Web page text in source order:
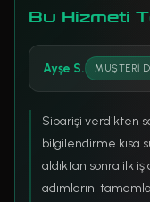
Bu Hizmeti
Ayşe S. MÜŞTERI
Siparişi verdikten
bilgilendirme kısa
aldıktan sonra ilk
adımlarını